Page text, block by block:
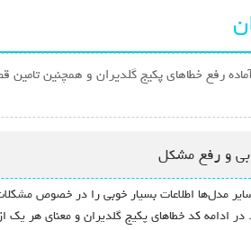
رفع خطاهای پکیج گلدیران و همچنین
و رفع مشکل
مدل‌ها اطلاعات بسیار خوبی را در خصوص
ادامه کد خطاهای پکیج گلدیران و معنای هر یک از